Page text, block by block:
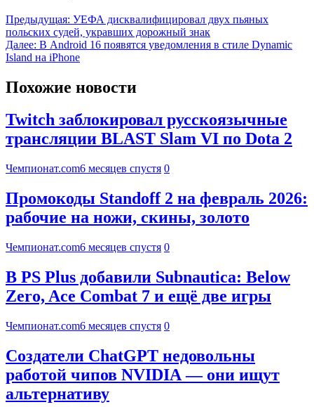
Предыдущая: УЕФА дисквалифицировал двух пьяных
польских судей, укравших дорожный знак
Далее: В Android 16 появятся уведомления в стиле Dynamic
Island на iPhone
Похожие новости
Twitch заблокировал русскоязычные
трансляции BLAST Slam VI по Dota 2
Чемпионат.com6 месяцев спустя 0
Промокоды Standoff 2 на февраль 2026:
рабочие на ножи, скины, золото
Чемпионат.com6 месяцев спустя 0
В PS Plus добавили Subnautica: Below
Zero, Ace Combat 7 и ещё две игры
Чемпионат.com6 месяцев спустя 0
Создатели ChatGPT недовольны
работой чипов NVIDIA — они ищут
альтернативу